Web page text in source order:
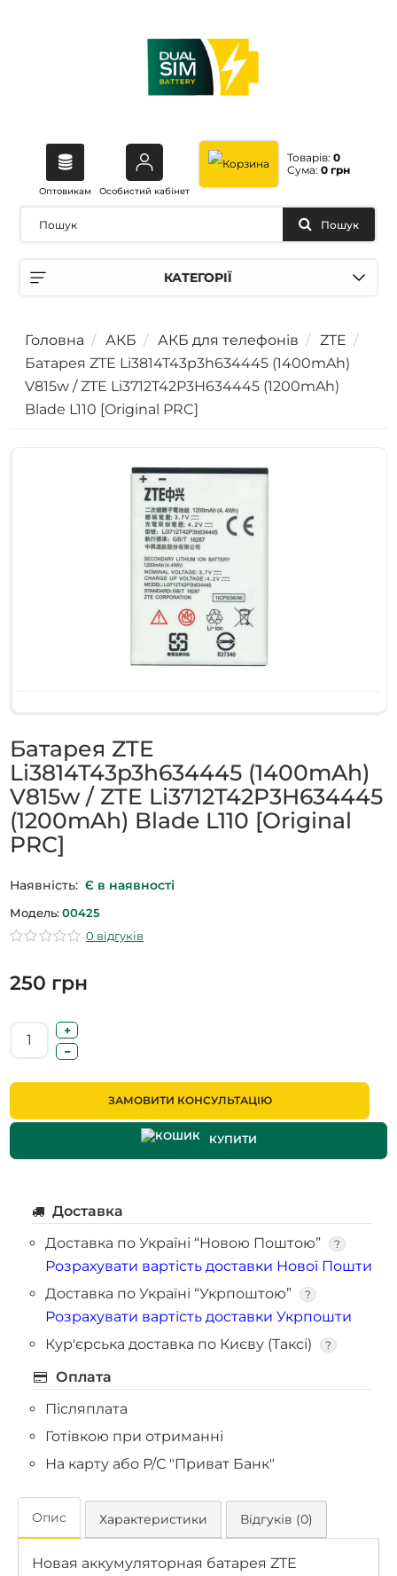
Оптовикам Особистий кабінет
Товарів: 0
Сума: 0 грн
КАТЕГОРІЇ
Пошук
Головна АКБ АКБ для телефонів
ZTE
Батарея ZTE Li3814T43p3h634445 (1400mAh)
V815w / ZTE Li3712T42P3H634445 (1200mAh)
Blade L110 [Original PRC]
Батарея ZTE
Li3814T43p3h634445 (1400mAh)
V815w / ZTE Li3712T42P3H634445
(1200mAh) Blade L110 [Original
PRC]
Наявність: Є в наявності
Модель: 00425
0 відгуків
250 грн
ЗАМОВИТИ КОНСУЛЬТАЦІЮ
КУПИТИ
Доставка
Доставка по Україні “Новою Поштою”
?
Розрахувати вартість доставки Нової Пошти
Доставка по Україні “Укрпоштою”
?
Розрахувати вартість доставки Укрпошти
Кур'єрська доставка по Києву (Таксі)
?
Оплата
Післяплата
Готівкою при отриманні
На карту або Р/С "Приват Банк"
Опис Характеристики Відгуків (0)
Новая аккумуляторная батарея ZTE